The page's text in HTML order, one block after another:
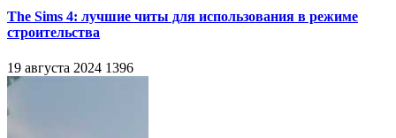
The Sims 4: лучшие читы для использования в режиме
строительства
19 августа 2024 1396